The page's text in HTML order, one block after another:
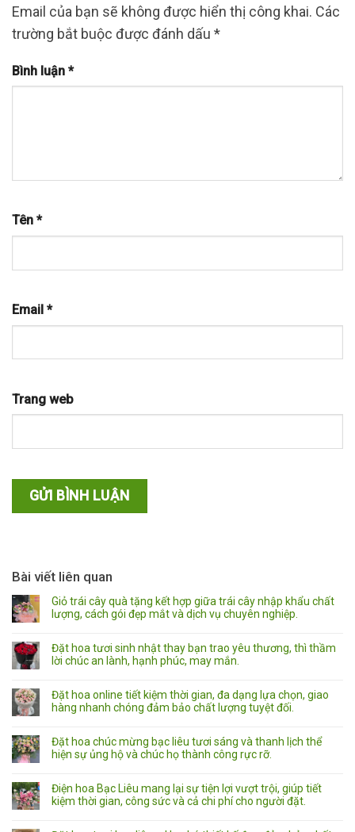
Email của bạn sẽ không được hiển thị công khai. Các
trường bắt buộc được đánh dấu *
Bình luận *
Tên *
Email *
Trang web
Bài viết liên quan
Giỏ trái cây quà tặng kết hợp giữa trái cây nhập khẩu chất
lượng, cách gói đẹp mắt và dịch vụ chuyên nghiệp.
Đặt hoa tươi sinh nhật thay bạn trao yêu thương, thì thầm
lời chúc an lành, hạnh phúc, may mắn.
Đặt hoa online tiết kiệm thời gian, đa dạng lựa chọn, giao
hàng nhanh chóng đảm bảo chất lượng tuyệt đối.
Đặt hoa chúc mừng bạc liêu tươi sáng và thanh lịch thể
hiện sự ủng hộ và chúc họ thành công rực rỡ.
Điện hoa Bạc Liêu mang lại sự tiện lợi vượt trội, giúp tiết
kiệm thời gian, công sức và cả chi phí cho người đặt.